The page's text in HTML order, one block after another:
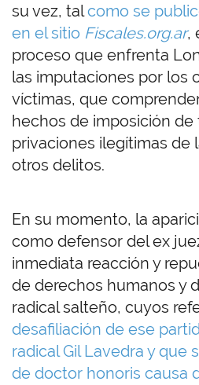
su vez, talcomo se
en el sitio Fiscales.org.ar,
proceso que enfrenta
las imputaciones por los
víctimas, que
hechos de imposición de
privaciones ilegítimas de
otros delitos.
En su momento, la
como defensor del ex
inmediata reacción y
de derechos humanos y
radical salteño, cuyos
desafiliación de ese
radical Gil Lavedra y que
de doctor honoris causa